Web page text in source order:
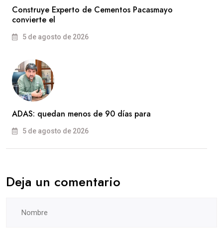
Construye Experto de Cementos Pacasmayo
convierte el
5 de agosto de 2026
ADAS: quedan menos de 90 días para
5 de agosto de 2026
Deja un comentario